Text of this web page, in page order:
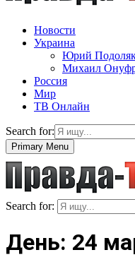
Новости
Украина
Юрий
Михаил
Россия
Мир
ТВ Онлайн
Search for:
Primary Menu
Search for:
День: 24